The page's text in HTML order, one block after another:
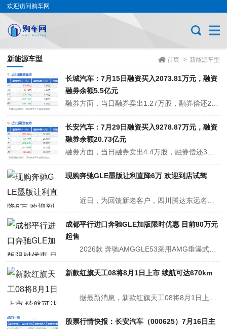
欢迎访问购车网
首页 > 新能源车型
新能源车型
长城汽车：7月15日融资买入2073.81万元，融资
融券余额5.5亿元
长安汽车：7月29日融资买入9278.87万元，融资
融券余额20.73亿元
现购奔驰GLE墨版让利直降6万 欢迎到店试驾
成都平行进口奔驰GLE加版限时优惠 目前80万元
起售
新款红旗天工08将8月1日上市 续航可达670km
股票行情快报：长安汽车（000625）7月16日主